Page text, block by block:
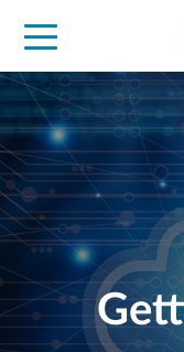
Hogar Digital
Empresas
Industria
Soporte
Resources
Partners